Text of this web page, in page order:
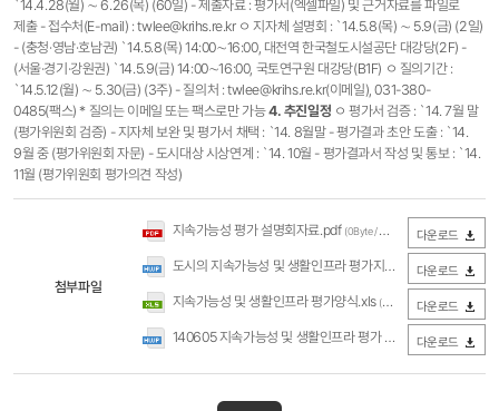
`14.4.28(월) ∼ 6.26(목) (60일) - 제출자료 : 평가서(엑셀파일) 및 근거자료를 파일로
제출 - 접수처(E-mail) : twlee@krihs.re.kr ㅇ 지자체 설명회 : `14.5.8(목) ∼ 5.9(금) (2일)
- (충청·영남·호남권) `14.5.8(목) 14:00∼16:00, 대전역 한국철도시설공단 대강당(2F) -
(서울·경기·강원권) `14.5.9(금) 14:00∼16:00, 국토연구원 대강당(B1F) ㅇ 질의기간 :
`14.5.12(월) ∼ 5.30(금) (3주) - 질의처 : twlee@krihs.re.kr(이메일), 031-380-
0485(팩스) * 질의는 이메일 또는 팩스로만 가능4. 추진일정 ㅇ 평가서 검증 : `14. 7월 말
(평가위원회 검증) - 지자체 보완 및 평가서 채택 : `14. 8월말 - 평가결과 초안 도출 : `14.
9월 중 (평가위원회 자문) - 도시대상 시상연계 : `14. 10월 - 평가결과서 작성 및 통보 : `14.
11월 (평가위원회 평가의견 작성)
첨부파일
지속가능성 평가 설명회자료.pdf (0Byte / 다운로드 397회) 다운로드
도시의 지속가능성 및 생활인프라 평가지침.hwp (0Byte / 다운로
다운로드
지속가능성 및 생활인프라 평가양식.xls (0Byte / 다운로드 374회) 다운로드
140605 지속가능성 및 생활인프라 평가 Q&A 모음.hwp (0Byte
다운로드